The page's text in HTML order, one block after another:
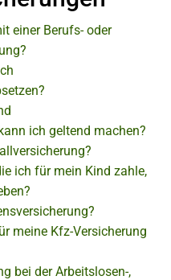
einer Berufs- oder
ich geltend machen?
ich für mein Kind zahle,
meine Kfz-Versicherung
bei der Arbeitslosen-,